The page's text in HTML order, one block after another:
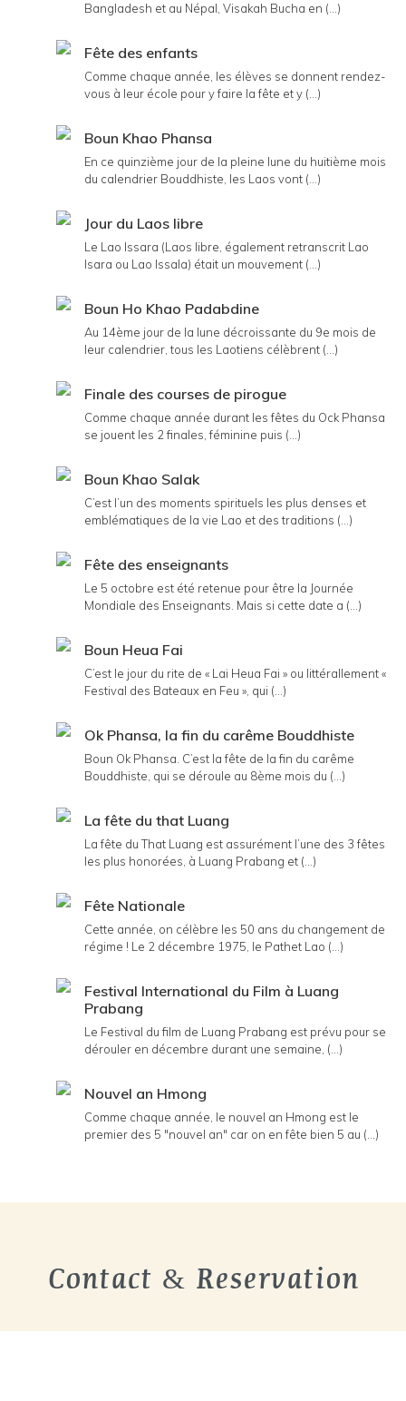
Bangladesh et au Népal, Visakah Bucha en (...)
Fête des enfants
Comme chaque année, les élèves se donnent rendez-
vous à leur école pour y faire la fête et y (...)
Boun Khao Phansa
En ce quinzième jour de la pleine lune du huitième mois
du calendrier Bouddhiste, les Laos vont (...)
Jour du Laos libre
Le Lao Issara (Laos libre, également retranscrit Lao
Isara ou Lao Issala) était un mouvement (...)
Boun Ho Khao Padabdine
Au 14ème jour de la lune décroissante du 9e mois de
leur calendrier, tous les Laotiens célèbrent (...)
Finale des courses de pirogue
Comme chaque année durant les fêtes du Ock Phansa
se jouent les 2 finales, féminine puis (...)
Boun Khao Salak
C’est l’un des moments spirituels les plus denses et
emblématiques de la vie Lao et des traditions (...)
Fête des enseignants
Le 5 octobre est été retenue pour être la Journée
Mondiale des Enseignants. Mais si cette date a (...)
Boun Heua Fai
C’est le jour du rite de « Lai Heua Fai » ou littérallement «
Festival des Bateaux en Feu », qui (...)
Ok Phansa, la fin du carême Bouddhiste
Boun Ok Phansa. C’est la fête de la fin du carême
Bouddhiste, qui se déroule au 8ème mois du (...)
La fête du that Luang
La fête du That Luang est assurément l’une des 3 fêtes
les plus honorées, à Luang Prabang et (...)
Fête Nationale
Cette année, on célèbre les 50 ans du changement de
régime ! Le 2 décembre 1975, le Pathet Lao (...)
Festival International du Film à Luang
Prabang
Le Festival du film de Luang Prabang est prévu pour se
dérouler en décembre durant une semaine, (...)
Nouvel an Hmong
Comme chaque année, le nouvel an Hmong est le
premier des 5 "nouvel an" car on en fête bien 5 au (...)
Contact & Reservation